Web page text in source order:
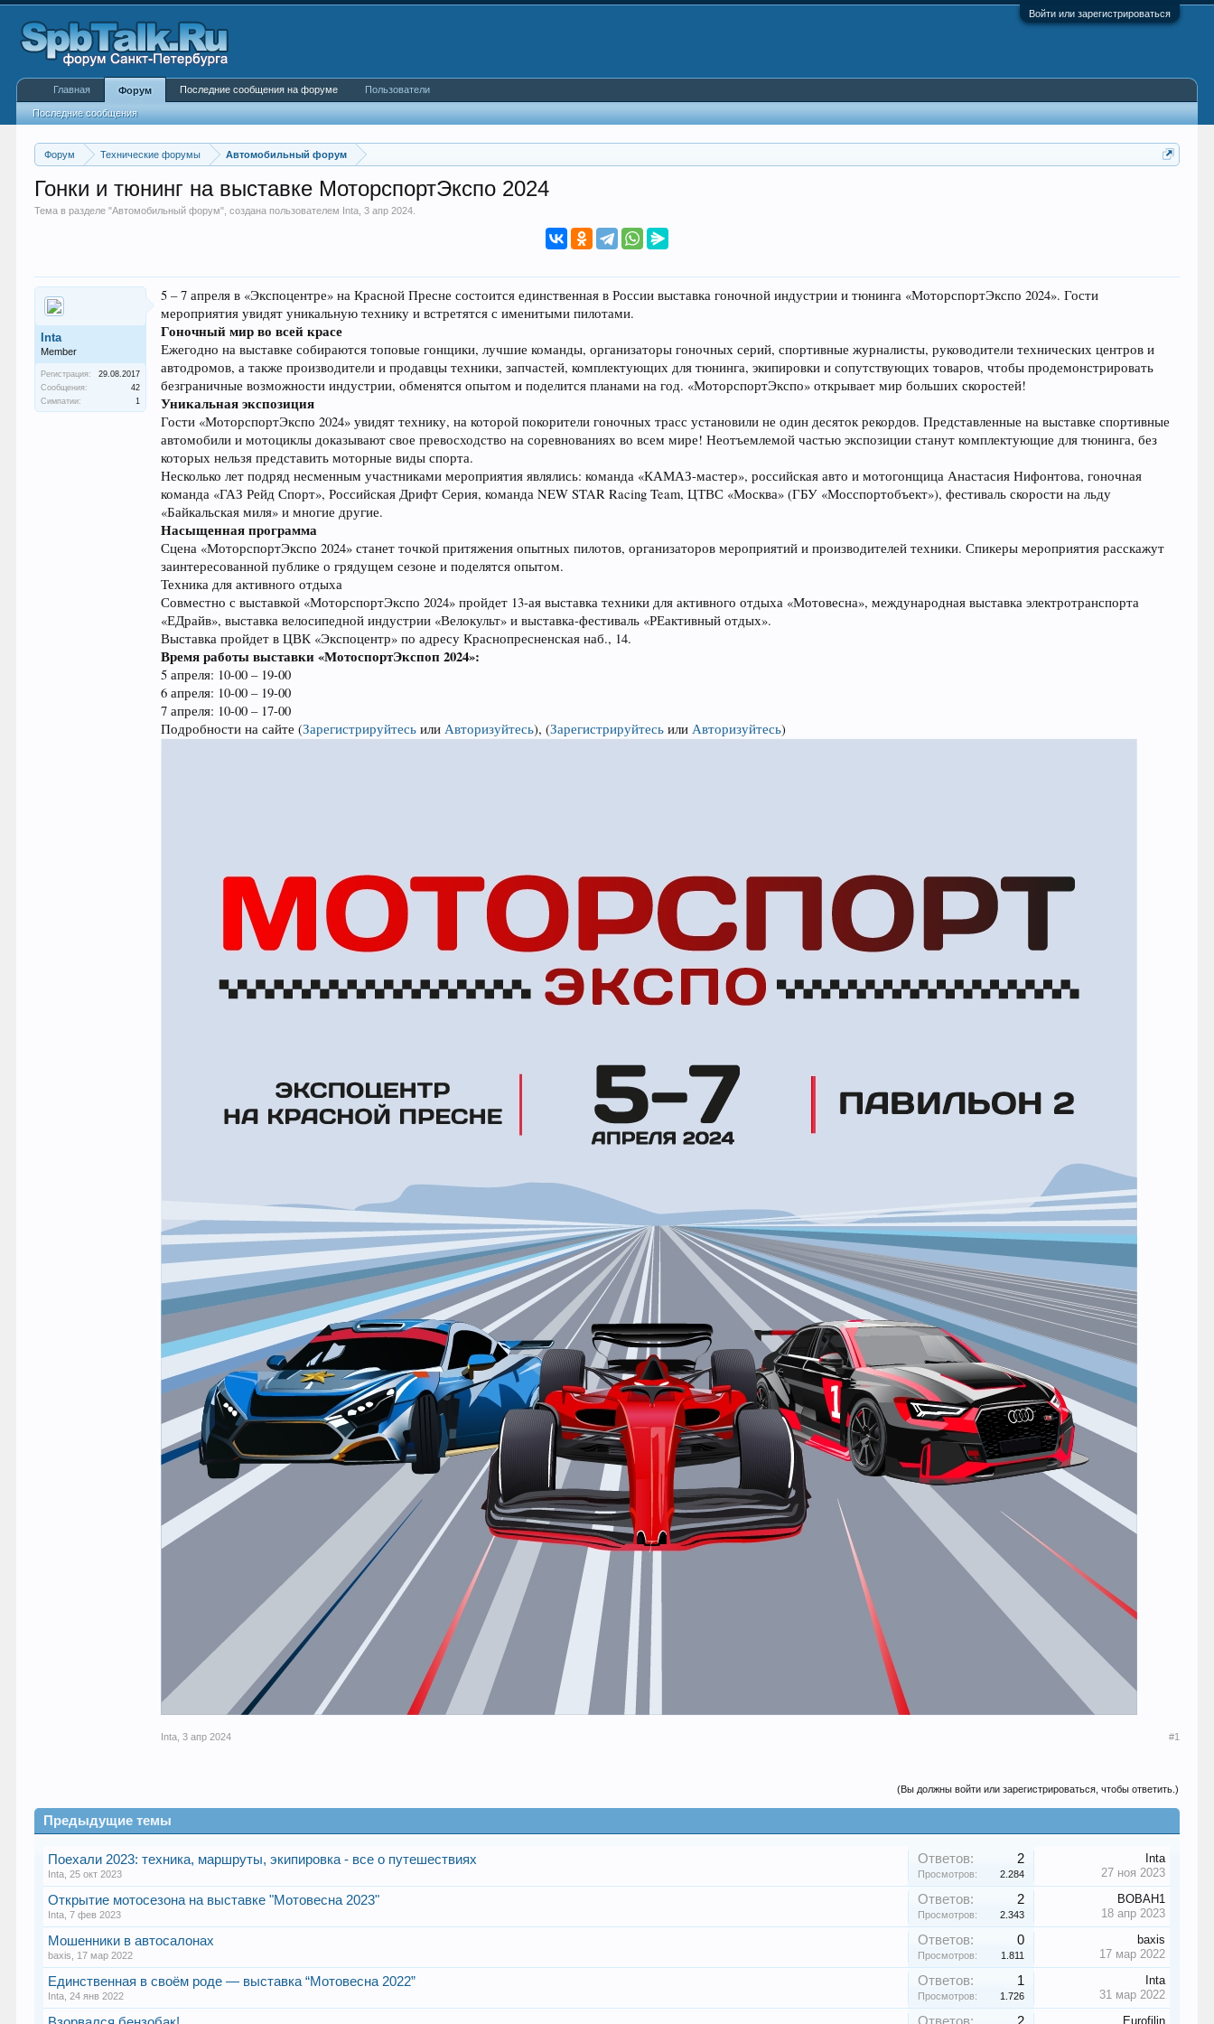
Войти или зарегистрироваться
Форум Технические форумы Автомобильный форум
Гонки и тюнинг на выставке МоторспортЭкспо 2024
Тема в разделе "Автомобильный форум", создана пользователем Inta ,3 апр 2024
Inta
Member
Регистрация:
29.08.2017
Сообщения:
42
Симпатии:
1
5 – 7 апреля в «Экспоцентре» на Красной Пресне состоится единственная в России выставка гоночной индустрии и тюнинга «МоторспортЭкспо 2024». Гости
мероприятия увидят уникальную технику и встретятся с именитыми пилотами.
Гоночный мир во всей красе
Ежегодно на выставке собираются топовые гонщики, лучшие команды, организаторы гоночных серий, спортивные журналисты, руководители технических центров и
автодромов, а также производители и продавцы техники, запчастей, комплектующих для тюнинга, экипировки и сопутствующих товаров, чтобы продемонстрировать
безграничные возможности индустрии, обменятся опытом и поделится планами на год. «МоторспортЭкспо» открывает мир больших скоростей!
Уникальная экспозиция
Гости «МоторспортЭкспо 2024» увидят технику, на которой покорители гоночных трасс установили не один десяток рекордов. Представленные на выставке спортивные
автомобили и мотоциклы доказывают свое превосходство на соревнованиях во всем мире! Неотъемлемой частью экспозиции станут комплектующие для тюнинга, без
которых нельзя представить моторные виды спорта.
Несколько лет подряд несменным участниками мероприятия являлись: команда «КАМАЗ-мастер», российская авто и мотогонщица Анастасия Нифонтова, гоночная
команда «ГАЗ Рейд Спорт», Российская Дрифт Серия, команда NEW STAR Racing Team, ЦТВС «Москва» (ГБУ «Мосспортобъект»), фестиваль скорости на льду
«Байкальская миля» и многие другие.
Насыщенная программа
Сцена «МоторспортЭкспо 2024» станет точкой притяжения опытных пилотов, организаторов мероприятий и производителей техники. Спикеры мероприятия расскажут
заинтересованной публике о грядущем сезоне и поделятся опытом.
Техника для активного отдыха
Совместно с выставкой «МоторспортЭкспо 2024» пройдет 13-ая выставка техники для активного отдыха «Мотовесна», международная выставка электротранспорта
«ЕДрайв», выставка велосипедной индустрии «Велокульт» и выставка-фестиваль «РЕактивный отдых».
Выставка пройдет в ЦВК «Экспоцентр» по адресу Краснопресненская наб., 14.
Время работы выставки «МотоспортЭкспоп 2024»:
5 апреля: 10-00 – 19-00
6 апреля: 10-00 – 19-00
7 апреля: 10-00 – 17-00
Подробности на сайте(Зарегистрируйтесь илиАвторизуйтесь),(Зарегистрируйтесь илиАвторизуйтесь)
Inta 3 апр 2024 #1
(Вы должны войти или зарегистрироваться, чтобы ответить.)
Предыдущие темы
Поехали 2023: техника, маршруты, экипировка - все о путешествиях
Inta ,25 окт 2023
Ответов: 2
Просмотров: 2.284
Inta
27 ноя 2023
Открытие мотосезона на выставке "Мотовесна 2023"
Inta ,7 фев 2023
Ответов: 2
Просмотров: 2.343
BOBAH1
18 апр 2023
Мошенники в автосалонах
baxis 17 мар 2022
Ответов: 0
Просмотров: 1.811
baxis
17 мар 2022
Единственная в своём роде — выставка “Мотовесна 2022”
Inta ,24 янв 2022
Ответов: 1
Просмотров: 1.726
Inta
31 мар 2022
Eurofilin
Главная Форум
Последние сообщения
Последние сообщения на форуме Пользователи